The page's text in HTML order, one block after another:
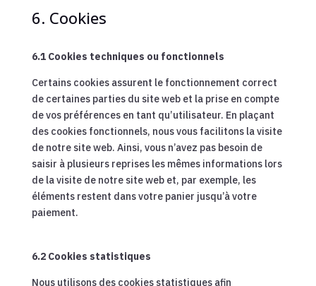
6. Cookies
6.1 Cookies techniques ou fonctionnels
Certains cookies assurent le fonctionnement correct
de certaines parties du site web et la prise en compte
de vos préférences en tant qu’utilisateur. En plaçant
des cookies fonctionnels, nous vous facilitons la visite
de notre site web. Ainsi, vous n’avez pas besoin de
saisir à plusieurs reprises les mêmes informations lors
de la visite de notre site web et, par exemple, les
éléments restent dans votre panier jusqu’à votre
paiement.
6.2 Cookies statistiques
Nous utilisons des cookies statistiques afin